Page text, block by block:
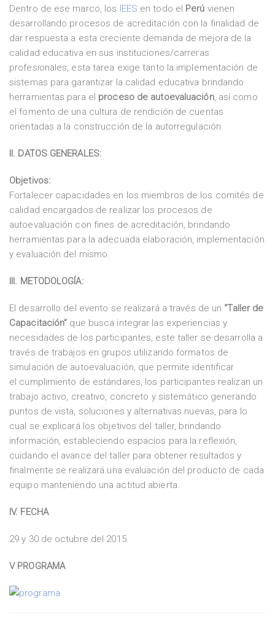
Dentro de ese marco, los IEES en todo el Perú vienen
desarrollando procesos de acreditación con la finalidad de
dar respuesta a esta creciente demanda de mejora de la
calidad educativa en sus instituciones/carreras
profesionales, esta tarea exige tanto la implementación de
sistemas para garantizar la calidad educativa brindando
herramientas para el proceso de autoevaluación, así como
el fomento de una cultura de rendición de cuentas
orientadas a la construcción de la autorregulación.
II. DATOS GENERALES:
Objetivos:
Fortalecer capacidades en los miembros de los comités de
calidad encargados de realizar los procesos de
autoevaluación con fines de acreditación, brindando
herramientas para la adecuada elaboración, implementación
y evaluación del mismo.
III. METODOLOGÍA:
El desarrollo del evento se realizará a través de un “Taller de
Capacitación” que busca integrar las experiencias y
necesidades de los participantes, este taller se desarrolla a
través de trabajos en grupos utilizando formatos de
simulación de autoevaluación, que permite identificar
el cumplimiento de estándares, los participantes realizan un
trabajo activo, creativo, concreto y sistemático generando
puntos de vista, soluciones y alternativas nuevas, para lo
cual se explicará los objetivos del taller, brindando
información, estableciendo espacios para la reflexión,
cuidando el avance del taller para obtener resultados y
finalmente se realizará una evaluación del producto de cada
equipo manteniendo una actitud abierta.
IV. FECHA
29 y 30 de octubre del 2015.
V PROGRAMA